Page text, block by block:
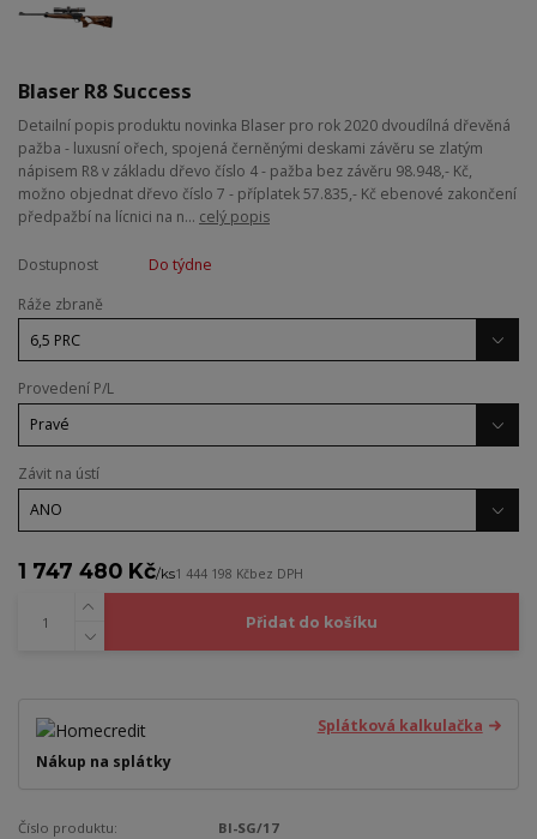
Blaser R8 Success
Detailní popis produktu novinka Blaser pro rok 2020 dvoudílná dřevěná
pažba - luxusní ořech, spojená černěnými deskami závěru se zlatým
nápisem R8 v základu dřevo číslo 4 - pažba bez závěru 98.948,- Kč,
možno objednat dřevo číslo 7 - příplatek 57.835,- Kč ebenové zakončení
předpažbí na lícnici na n... celý popis
Dostupnost
Do týdne
Ráže zbraně
Provedení P/L
Závit na ústí
1 747 480 Kč/ks1 444 198 Kčbez DPH
Přidat do košíku
Splátková kalkulačka
Nákup na splátky
Číslo produktu:
Bl-SG/17